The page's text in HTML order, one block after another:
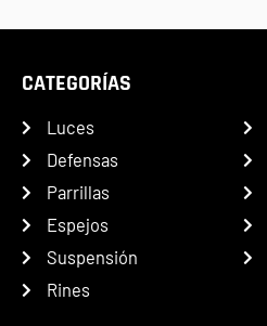
CATEGORÍAS
Luces
Defensas
Parrillas
Espejos
Suspensión
Rines